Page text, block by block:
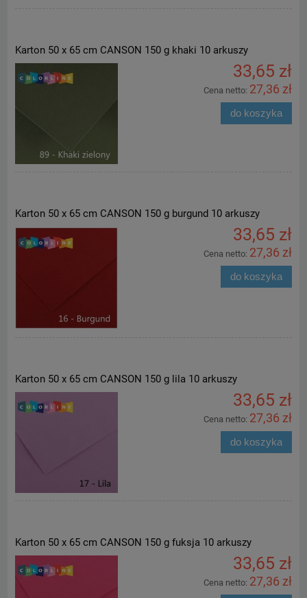
Karton 50 x 65 cm CANSON 150 g khaki 10 arkuszy
33,65 zł
Cena netto: 27,36 zł
do koszyka
Karton 50 x 65 cm CANSON 150 g burgund 10 arkuszy
33,65 zł
Cena netto: 27,36 zł
do koszyka
Karton 50 x 65 cm CANSON 150 g lila 10 arkuszy
33,65 zł
Cena netto: 27,36 zł
do koszyka
Karton 50 x 65 cm CANSON 150 g fuksja 10 arkuszy
33,65 zł
Cena netto: 27,36 zł